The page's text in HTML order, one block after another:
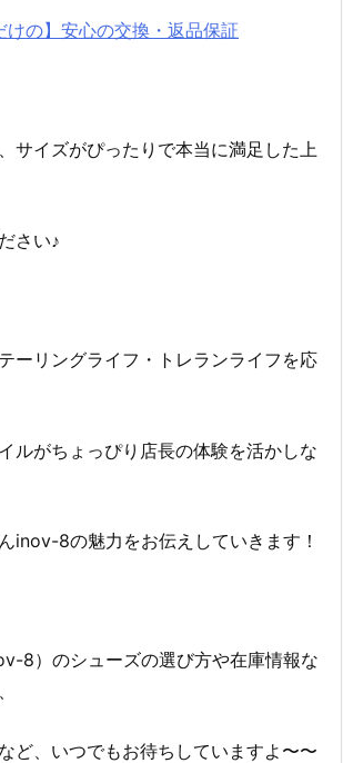
けの】安心の交換・返品保証
サイズがぴったりで本当に満足した上
さい♪
ーリングライフ・トレランライフを応
ルがちょっぴり店長の体験を活かしな
inov-8の魅力をお伝えしていきます！
8）のシューズの選び方や在庫情報な
ど、いつでもお待ちしていますよ〜〜